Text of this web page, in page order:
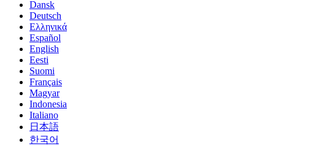
Dansk
Deutsch
Ελληνικά
Español
English
Eesti
Suomi
Français
Magyar
Indonesia
Italiano
日本語
한국어